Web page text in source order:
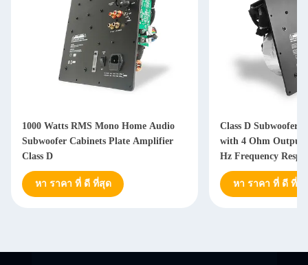
1000 Watts RMS Mono Home Audio
Subwoofer Cabinets Plate Amplifier
Class D
หา ราคา ที่ ดี ที่สุด
Class D Subwoofer
with 4 Ohm Output
Hz Frequency
Power Supply
หา ราคา ที่ ดี ที่สุ